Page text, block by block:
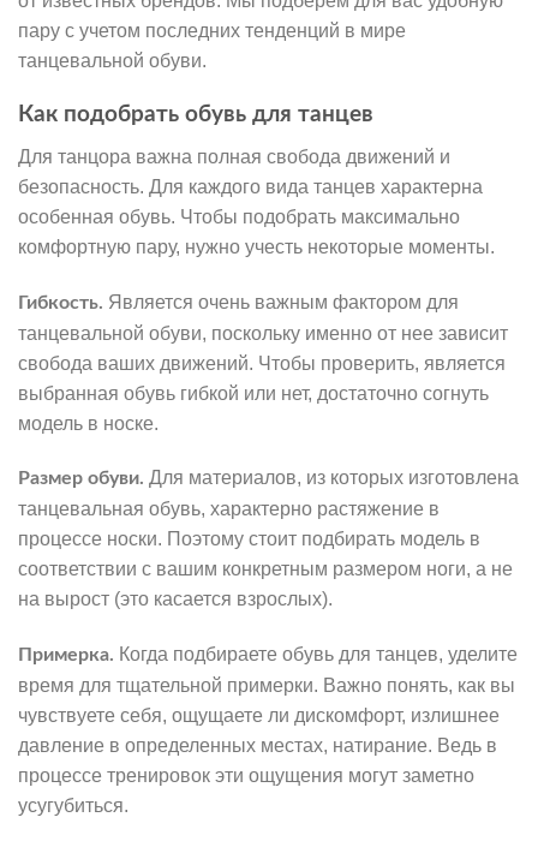
пару с учетом последних тенденций в мире
танцевальной обуви.
Как подобрать обувь для танцев
Для танцора важна полная свобода движений и
безопасность. Для каждого вида танцев характерна
особенная обувь. Чтобы подобрать максимально
комфортную пару, нужно учесть некоторые моменты.
Гибкость. Является очень важным фактором для
танцевальной обуви, поскольку именно от нее зависит
свобода ваших движений. Чтобы проверить, является
выбранная обувь гибкой или нет, достаточно согнуть
модель в носке.
Размер обуви. Для материалов, из которых изготовлена
танцевальная обувь, характерно растяжение в
процессе носки. Поэтому стоит подбирать модель в
соответствии с вашим конкретным размером ноги, а не
на вырост (это касается взрослых).
Примерка. Когда подбираете обувь для танцев, уделите
время для тщательной примерки. Важно понять, как вы
чувствуете себя, ощущаете ли дискомфорт, излишнее
давление в определенных местах, натирание. Ведь в
процессе тренировок эти ощущения могут заметно
усугубиться.